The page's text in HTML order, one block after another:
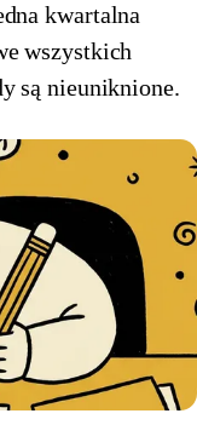
kwartalna
wszystkich
są nieuniknione.